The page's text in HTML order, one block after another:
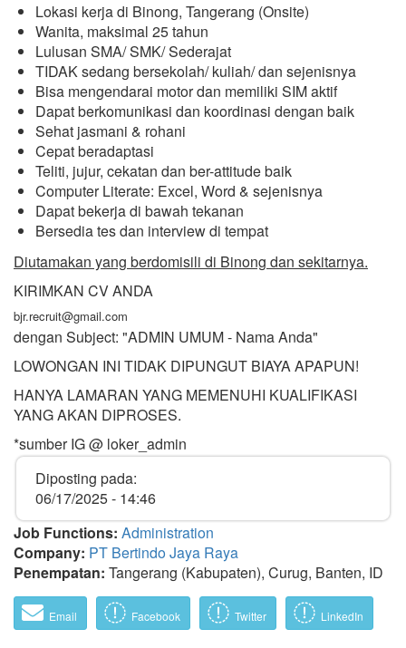
Lokasi kerja di Binong, Tangerang (Onsite)
Wanita, maksimal 25 tahun
Lulusan SMA/ SMK/ Sederajat
TIDAK sedang bersekolah/ kuliah/ dan sejenisnya
Bisa mengendarai motor dan memiliki SIM aktif
Dapat berkomunikasi dan koordinasi dengan baik
Sehat jasmani & rohani
Cepat beradaptasi
Teliti, jujur, cekatan dan ber-attitude baik
Computer Literate: Excel, Word & sejenisnya
Dapat bekerja di bawah tekanan
Bersedia tes dan interview di tempat
Diutamakan yang berdomisili di Binong dan sekitarnya.
KIRIMKAN CV ANDA
bjr.recruit@gmail.com
dengan Subject: "ADMIN UMUM - Nama Anda"
LOWONGAN INI TIDAK DIPUNGUT BIAYA APAPUN!
HANYA LAMARAN YANG MEMENUHI KUALIFIKASI
YANG AKAN DIPROSES.
*sumber IG @ loker_admin
Diposting pada:
06/17/2025 - 14:46
Job Functions: Administration
Company: PT Bertindo Jaya Raya
Penempatan: Tangerang (Kabupaten), Curug, Banten, ID
Email Facebook Twitter LinkedIn